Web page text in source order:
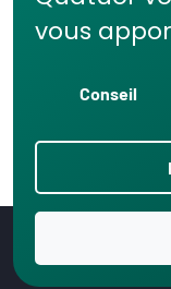
vous
Conseil